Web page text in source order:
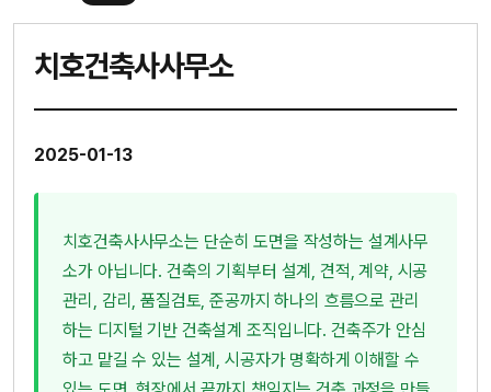
치호건축사사무소
2025-01-13
치호건축사사무소는 단순히 도면을 작성하는 설계사무
소가 아닙니다. 건축의 기획부터 설계, 견적, 계약, 시공
관리, 감리, 품질검토, 준공까지 하나의 흐름으로 관리
하는 디지털 기반 건축설계 조직입니다. 건축주가 안심
하고 맡길 수 있는 설계, 시공자가 명확하게 이해할 수